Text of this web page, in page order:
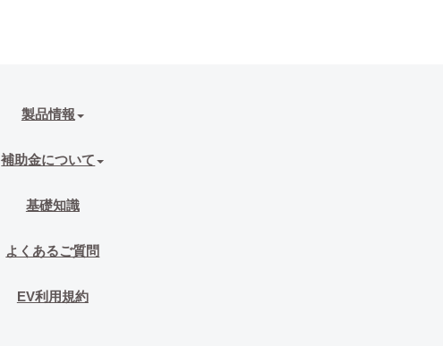
製品情報
補助金について
基礎知識
よくあるご質問
EV利用規約